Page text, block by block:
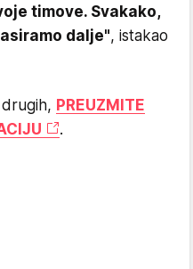
timove. Svakako,
dalje", istakao
PREUZMITE
.